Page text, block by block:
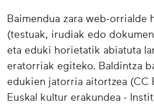
Baimendua zara web-orrialde
(testuak, irudiak edo
eta eduki horietatik abiatuta
eratorriak egiteko. Baldintza
edukien jatorria aitortzea (CC
Euskal kultur erakundea -